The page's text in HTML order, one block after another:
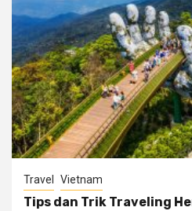
Travel Vietnam
Tips dan Trik Traveling